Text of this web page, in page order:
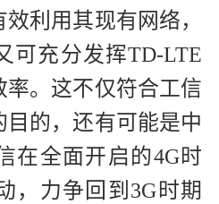
利用其现有网络，
可充分发挥TD-LTE
率。这不仅符合工信
的，还有可能是中
在全面开启的4G时
，力争回到3G时期